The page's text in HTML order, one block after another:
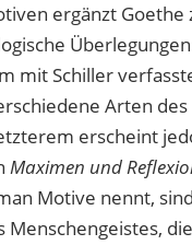
ergänzt Goethe
mit Schiller
Arten
erscheint
Maximen und
Motive nennt,
Menschengeistes,